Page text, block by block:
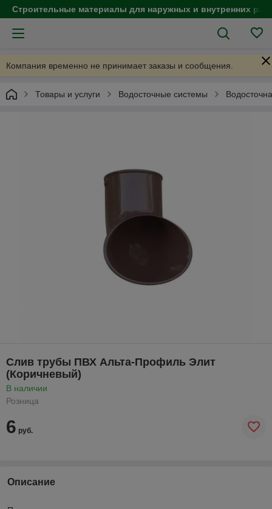
Строительные материалы для наружных и внутренних
Компания временно не принимает заказы и сообщения.
Товары и услуги Водосточные системы
Слив трубы ПВХ Альта-Профиль Элит
(Коричневый)
В наличии
Розница
6 руб.
Описание